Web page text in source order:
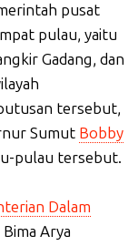
pusat
pulau, yaitu
Gadang, dan
tersebut,
Sumut Bobby
pulau tersebut.
Dalam
Arya